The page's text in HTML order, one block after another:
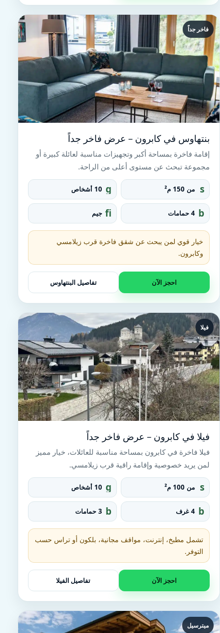
فاخر جداً
بنتهاوس في كابرون – عرض فاخر جداً
إقامة فاخرة بمساحة أكبر وتجهيزات مناسبة لعائلة كبيرة أو
مجموعة تبحث عن مستوى أعلى من الراحة.
s
q
u
a
r
e_
fo
o
t
من 150 م² g
r
o
u
p
10 أشخاص
b
at
h
t
u
b
4 حمامات fi
t
n
e
e
r
جيم
خيار قوي لمن يبحث عن شقق فاخرة قرب زيلامسي
وكابرون.
احجز الآن تفاصيل البنتهاوس
فيلا
فيلا في كابرون – عرض فاخر جداً
فيلا فاخرة في كابرون بمساحة مناسبة للعائلات، خيار مميز
لمن يريد خصوصية وإقامة راقية قرب زيلامسي.
s
q
u
a
r
fo
o
t
من 100 م² g
r
o
u
p
10 أشخاص
b
e
d
4 غرف b
at
h
t
3 حمامات
تشمل مطبخ، إنترنت، مواقف مجانية، بلكون أو تراس حسب
التوفر.
احجز الآن تفاصيل الفيلا
ميترسيل